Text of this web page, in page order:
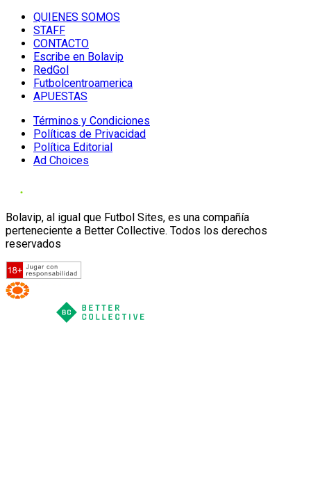
QUIENES SOMOS
STAFF
CONTACTO
Escribe en Bolavip
RedGol
Futbolcentroamerica
APUESTAS
Términos y Condiciones
Políticas de Privacidad
Política Editorial
Ad Choices
Bolavip, al igual que Futbol Sites, es una compañía
perteneciente a Better Collective. Todos los derechos
reservados